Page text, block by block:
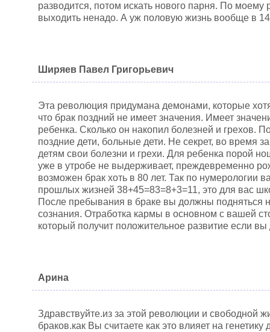
разводится, потом искать нового парня. По
выходить ненадо. А уж половую жизнь вообще в
Ширяев Павел Григорьевич
Эта революция придумана демонами, которые
что брак поздний не имеет значения. Имеет
ребенка. Сколько он накопил болезней и грехов.
поздние дети, больные дети. Не секрет, во время
детям свои болезни и грехи. Для ребенка порой
уже в утробе не выдерживает, преждевременно
возможен брак хоть в 80 лет. Так по нумерологии
прошлых жизней 38+45=83=8+3=11, это для вас
После пребывания в браке вы должны подняться
сознания. Отработка кармы в основном с вашей
который получит положительное развитие если
Арина
Здравствуйте.из за этой революции и свободной
браков.как Вы считаете как это влияет на генетику